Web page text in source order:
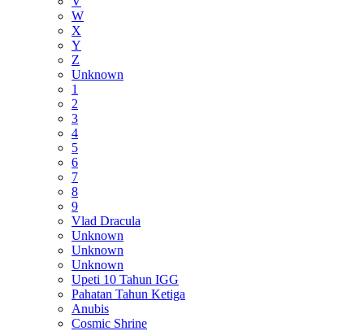
W
X
Y
Z
Unknown
1
2
3
4
5
6
7
8
9
Vlad Dracula
Unknown
Unknown
Unknown
Upeti 10 Tahun IGG
Pahatan Tahun Ketiga
Anubis
Cosmic Shrine